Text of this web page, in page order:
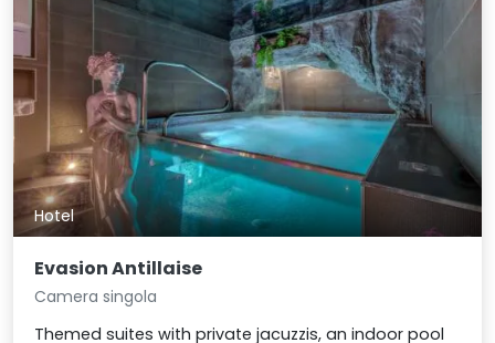
Hotel
Evasion Antillaise
Camera singola
Themed suites with private jacuzzis, an indoor pool